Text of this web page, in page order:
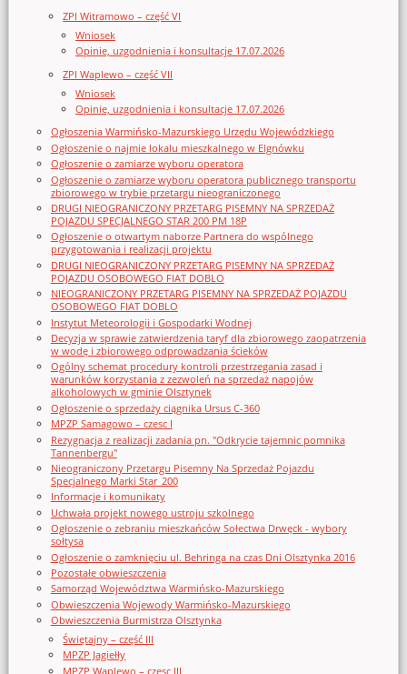
ZPI Witramowo – część VI
Wniosek
Opinie, uzgodnienia i konsultacje 17.07.2026
ZPI Waplewo – część VII
Wniosek
Opinie, uzgodnienia i konsultacje 17.07.2026
Ogłoszenia Warmińsko-Mazurskiego Urzędu Wojewódzkiego
Ogłoszenie o najmie lokalu mieszkalnego w Elgnówku
Ogłoszenie o zamiarze wyboru operatora
Ogłoszenie o zamiarze wyboru operatora publicznego transportu
zbiorowego w trybie przetargu nieograniczonego
DRUGI NIEOGRANICZONY PRZETARG PISEMNY NA SPRZEDAŻ
POJAZDU SPECJALNEGO STAR 200 PM 18P
Ogłoszenie o otwartym naborze Partnera do wspólnego
przygotowania i realizacji projektu
DRUGI NIEOGRANICZONY PRZETARG PISEMNY NA SPRZEDAŻ
POJAZDU OSOBOWEGO FIAT DOBLO
NIEOGRANICZONY PRZETARG PISEMNY NA SPRZEDAŻ POJAZDU
OSOBOWEGO FIAT DOBLO
Instytut Meteorologii i Gospodarki Wodnej
Decyzja w sprawie zatwierdzenia taryf dla zbiorowego zaopatrzenia
w wodę i zbiorowego odprowadzania ścieków
Ogólny schemat procedury kontroli przestrzegania zasad i
warunków korzystania z zezwoleń na sprzedaż napojów
alkoholowych w gminie Olsztynek
Ogłoszenie o sprzedaży ciągnika Ursus C-360
MPZP Samagowo – czesc I
Rezygnacja z realizacji zadania pn. "Odkrycie tajemnic pomnika
Tannenbergu"
Nieograniczony Przetargu Pisemny Na Sprzedaż Pojazdu
Specjalnego Marki Star_200
Informacje i komunikaty
Uchwała projekt nowego ustroju szkolnego
Ogłoszenie o zebraniu mieszkańców Sołectwa Drwęck - wybory
sołtysa
Ogłoszenie o zamknięciu ul. Behringa na czas Dni Olsztynka 2016
Pozostałe obwieszczenia
Samorząd Województwa Warmińsko-Mazurskiego
Obwieszczenia Wojewody Warmińsko-Mazurskiego
Obwieszczenia Burmistrza Olsztynka
Świętajny – część III
MPZP Jagiełły
MPZP Waplewo – czesc III